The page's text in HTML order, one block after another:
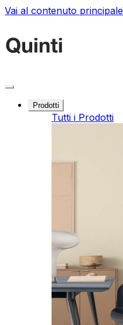
Vai al contenuto principale
Prodotti
Tutti i Prodotti